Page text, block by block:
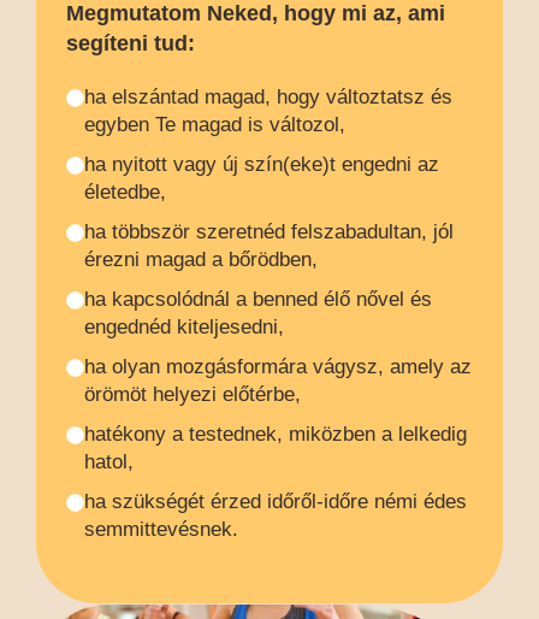
Megmutatom Neked, hogy mi az, ami
segíteni tud:
ha elszántad magad, hogy változtatsz és
egyben Te magad is változol,
ha nyitott vagy új szín(eke)t engedni az
életedbe,
ha többször szeretnéd felszabadultan, jól
érezni magad a bőrödben,
ha kapcsolódnál a benned élő nővel és
engednéd kiteljesedni,
ha olyan mozgásformára vágysz, amely az
örömöt helyezi előtérbe,
hatékony a testednek, miközben a lelkedig
hatol,
ha szükségét érzed időről-időre némi édes
semmittevésnek.